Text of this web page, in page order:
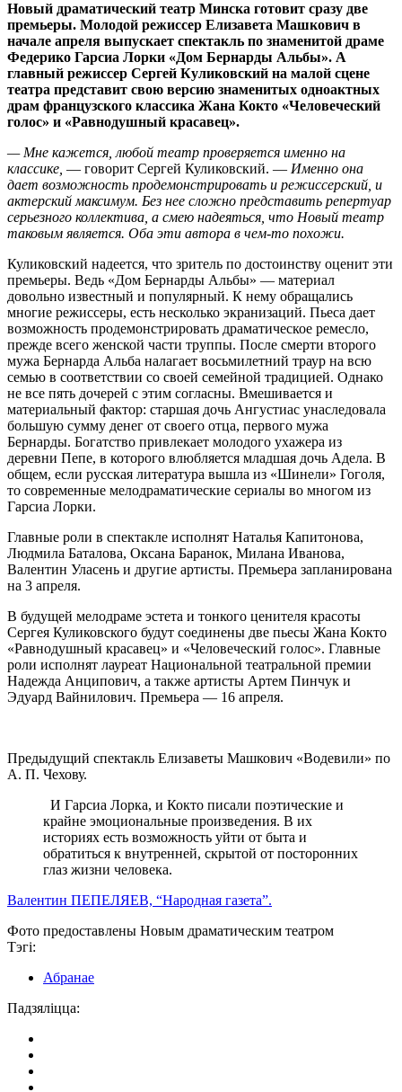
Новый драматический театр Минска готовит сразу две
премьеры. Молодой режиссер Елизавета Машкович в
начале апреля выпускает спектакль по знаменитой драме
Федерико Гарсиа Лорки «Дом Бернарды Альбы». А
главный режиссер Сергей Куликовский на малой сцене
театра представит свою версию знаменитых одноактных
драм французского классика Жана Кокто «Человеческий
голос» и «Равнодушный красавец».
— Мне кажется, любой театр проверяется именно на
классике, — говорит Сергей Куликовский. — Именно она
дает возможность продемонстрировать и режиссерский, и
актерский максимум. Без нее сложно представить репертуар
серьезного коллектива, а смею надеяться, что Новый театр
таковым является. Оба эти автора в чем-то похожи.
Куликовский надеется, что зритель по достоинству оценит эти
премьеры. Ведь «Дом Бернарды Альбы» — материал
довольно известный и популярный. К нему обращались
многие режиссеры, есть несколько экранизаций. Пьеса дает
возможность продемонстрировать драматическое ремесло,
прежде всего женской части труппы. После смерти второго
мужа Бернарда Альба налагает восьмилетний траур на всю
семью в соответствии со своей семейной традицией. Однако
не все пять дочерей с этим согласны. Вмешивается и
материальный фактор: старшая дочь Ангустиас унаследовала
большую сумму денег от своего отца, первого мужа
Бернарды. Богатство привлекает молодого ухажера из
деревни Пепе, в которого влюбляется младшая дочь Адела. В
общем, если русская литература вышла из «Шинели» Гоголя,
то современные мелодраматические сериалы во многом из
Гарсиа Лорки.
Главные роли в спектакле исполнят Наталья Капитонова,
Людмила Баталова, Оксана Баранок, Милана Иванова,
Валентин Уласень и другие артисты. Премьера запланирована
на 3 апреля.
В будущей мелодраме эстета и тонкого ценителя красоты
Сергея Куликовского будут соединены две пьесы Жана Кокто
«Равнодушный красавец» и «Человеческий голос». Главные
роли исполнят лауреат Национальной театральной премии
Надежда Анципович, а также артисты Артем Пинчук и
Эдуард Вайнилович. Премьера — 16 апреля.
Предыдущий спектакль Елизаветы Машкович «Водевили» по
А. П. Чехову.
И Гарсиа Лорка, и Кокто писали поэтические и
крайне эмоциональные произведения. В их
историях есть возможность уйти от быта и
обратиться к внутренней, скрытой от посторонних
глаз жизни человека.
Валентин ПЕПЕЛЯЕВ, “Народная газета”.
Фото предоставлены Новым драматическим театром
Тэгі:
Абранае
Падзяліцца: